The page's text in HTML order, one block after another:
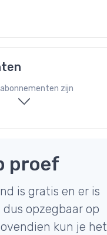
zijn
proef
is gratis en er is
opzegbaar op
kun je het